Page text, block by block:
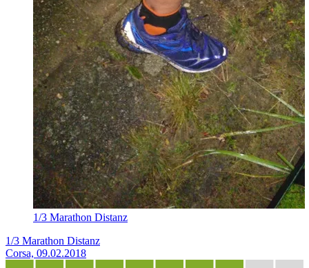
1/3 Marathon Distanz
1/3 Marathon Distanz
Corsa, 09.02.2018